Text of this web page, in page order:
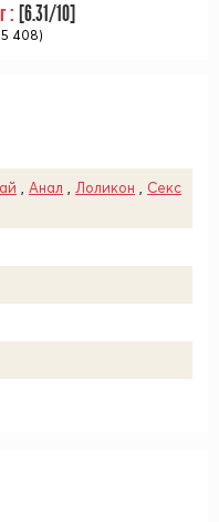
: [6.31/10]
408)
Анал Лоликон
Секс